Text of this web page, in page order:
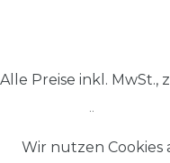
Wir nutzen Cookies
Alle Preise inkl. MwSt.,